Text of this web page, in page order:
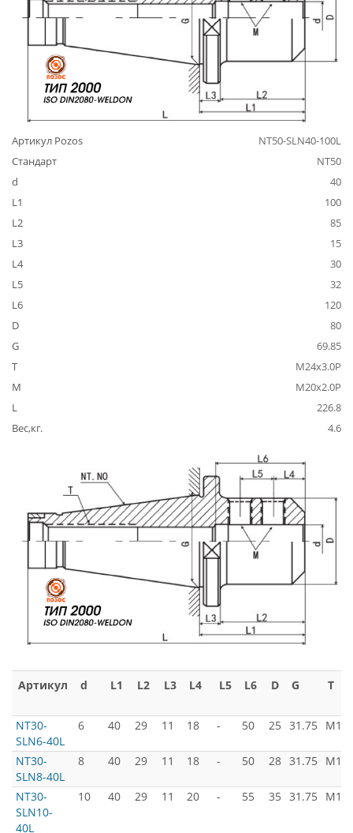
Артикул Pozos
NT50-SLN40-100L
Стандарт
NT50
d
40
L1
100
L2
85
L3
15
L4
30
L5
32
L6
120
D
80
G
69.85
T
M24x3.0P
M
M20x2.0P
L
226.8
Вес,кг.
4.6
Артикул d L1 L2 L3 L4 L5 L6 D G T
NT30-
SLN6-40L
6 40 29 11 18 - 50 25 31.75
NT30-
SLN8-40L
8 40 29 11 18 - 50 28 31.75
NT30-
SLN10-
40L
10 40 29 11 20 - 55 35 31.75